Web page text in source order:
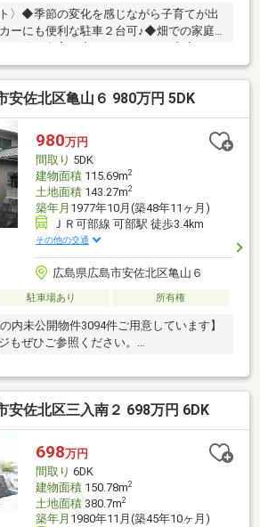
〉◆季節の変化を感じながら子育てが出
ーにも便利な駐車２台可♪◆畑での家庭
砂災害特別警戒区域〈充実の周辺環境〉
まで約129 m◆マックスバリュ可部西店
ブン広島勝木台店まで約156 m◆認定こ
も園)まで約825 m見学ご希望の方も、ま
う方も、近鉄不動産 安佐南営業所へお
♪
安佐北区亀山６ 980万円 5DK
980万円
間取り 5DK
建物面積115.69m2
土地面積143.27m2
築年月 1977年10月(築48年11ヶ月)
ＪＲ可部線 可部駅 徒歩3.4km
その他の交通
広島県広島市安佐北区亀山６
駐車場あり 所有権
内未公開物件3094件ご用意しています】
もぜひご参照ください。
安佐北区三入南２ 698万円 6DK
698万円
間取り 6DK
建物面積150.78m2
土地面積380.7m2
築年月 1980年11月(築45年10ヶ月)